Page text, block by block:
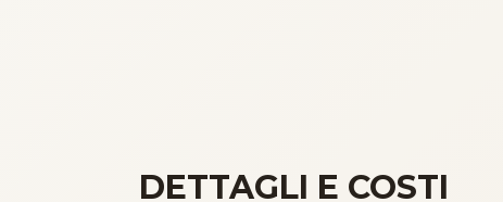
DETTAGLI E COSTI